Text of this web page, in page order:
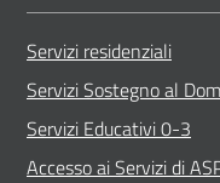
il
Territorio
Servizi residenziali
Servizi Sostegno al
Servizi Educativi 0-3
Accesso ai Servizi di